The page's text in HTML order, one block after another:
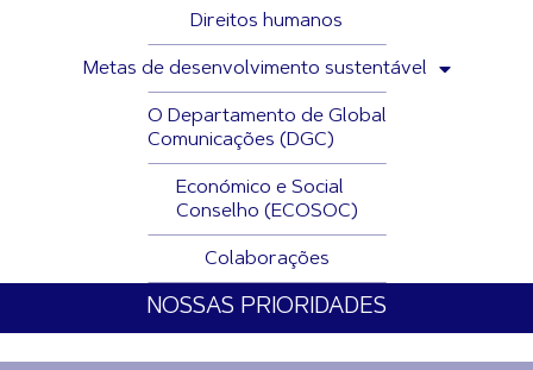
Direitos humanos
Metas de desenvolvimento sustentável
O Departamento de Global
Comunicações (DGC)
Económico e Social
Conselho (ECOSOC)
Colaborações
NOSSAS PRIORIDADES